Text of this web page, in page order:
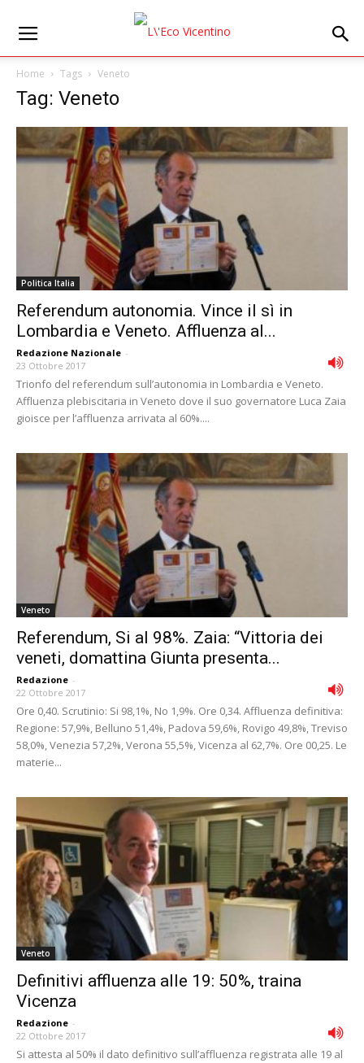
Home Tags Veneto
Tag: Veneto
Politica Italia
Referendum autonomia. Vince il sì in
Lombardia e Veneto. Affluenza al...
Redazione Nazionale -
23 Ottobre 2017
Trionfo del referendum sull’autonomia in Lombardia e Veneto.
Affluenza plebiscitaria in Veneto dove il suo governatore Luca Zaia
gioisce per l’affluenza arrivata al 60%....
Veneto
Referendum, Si al 98%. Zaia: “Vittoria dei
veneti, domattina Giunta presenta...
Redazione -
22 Ottobre 2017
Ore 0,40. Scrutinio: Si 98,1%, No 1,9%. Ore 0,34. Affluenza definitiva:
Regione: 57,9%, Belluno 51,4%, Padova 59,6%, Rovigo 49,8%, Treviso
58,0%, Venezia 57,2%, Verona 55,5%, Vicenza al 62,7%. Ore 00,25. Le
materie...
Veneto
Definitivi affluenza alle 19: 50%, traina
Vicenza
Redazione -
22 Ottobre 2017
Si attesta al 50% il dato definitivo sull’affluenza registrata alle 19 al